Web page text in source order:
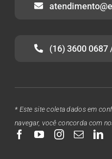
(16) 3600 0687
* Este site coleta dados em
navegar, você concorda com